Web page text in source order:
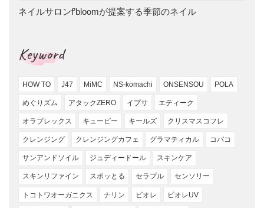
ネイルサロンf’bloomが提案する季節のネイル
Keyword
HOW TO J47 MiMC NS-komachi ONSENSOU POLA
めぐりズム アタックZERO イプサ エティーク
オラプレックス キューピー キールズ クリスマスコフレ
クレンジング クレンジングカフェ グラマティカル コバコ
サンアンドソイル ジュディードール スキンケア
スキンリファイン スポッとる セラプル センソリー
トコトワオーガニクス ナリン ビオレ ビオレUV